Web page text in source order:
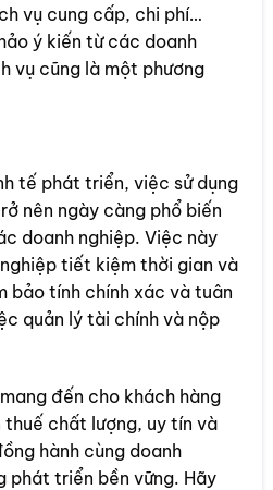
vụ cung cấp, chi phí…
ý kiến từ các doanh
vụ cũng là một phương
tế phát triển, việc sử dụng
nên ngày càng phổ biến
doanh nghiệp. Việc này
tiết kiệm thời gian và
bảo tính chính xác và tuân
quản lý tài chính và nộp
đến cho khách hàng
thuế chất lượng, uy tín và
hành cùng doanh
phát triển bền vững. Hãy